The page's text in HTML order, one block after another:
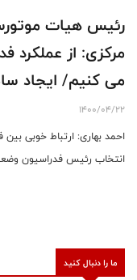
رئیس هیات
مرکزی: از عملکرد
می کنیم/ ایجاد
اتومبیلرانی به
این رشته است
1400/04/22
احمد بهاری: ارتباط خوبی
انتخاب رئیس فدراسیون
ما را دنبال کنید